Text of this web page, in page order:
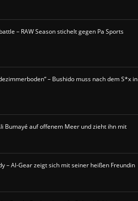
– RAW Season stichelt gegen Pa Sports
– Bushido muss nach dem S*x in
Bumayé auf offenem Meer und zieht ihn mit
– Al-Gear zeigt sich mit seiner heißen Freundin